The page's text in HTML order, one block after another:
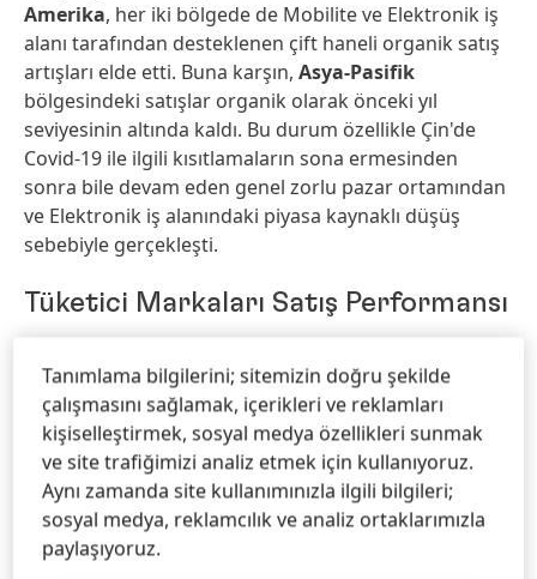
Amerika, her iki bölgede de Mobilite ve Elektronik iş
alanı tarafından desteklenen çift haneli organik satış
artışları elde etti. Buna karşın, Asya-Pasifik
bölgesindeki satışlar organik olarak önceki yıl
seviyesinin altında kaldı. Bu durum özellikle Çin'de
Covid-19 ile ilgili kısıtlamaların sona ermesinden
sonra bile devam eden genel zorlu pazar ortamından
ve Elektronik iş alanındaki piyasa kaynaklı düşüş
sebebiyle gerçekleşti.
Tüketici Markaları Satış Performansı
2023’ün ilk çeyreğinde,
Tüketici Markaları İş
Birimi’ndesatışlar nominalolarak yüzde 7,3
oranında artarak 2,772 milyar Euro’ya yükseldi.
Organikolarak (döviz kurları ile satın alma ve elden
çıkarmalara göre düzeltilmiş) satışlar, bir önceki yılın
seviyesine göre yüzde 7,0 oranında arttı. Bir yıllık
dönemde iş birimi fiyatlarda çift haneli bir artış
kaydederken, hacimler kısmen portföy optimizasyon
Tanımlama bilgilerini; sitemizin doğru şekilde
çalışmasını sağlamak, içerikleri ve reklamları
kişiselleştirmek, sosyal medya özellikleri sunmak
ve site trafiğimizi analiz etmek için kullanıyoruz.
Aynı zamanda site kullanımınızla ilgili bilgileri;
sosyal medya, reklamcılık ve analiz ortaklarımızla
paylaşıyoruz.